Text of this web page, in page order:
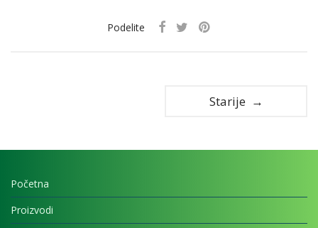
Podelite
Starije →
Početna
Proizvodi